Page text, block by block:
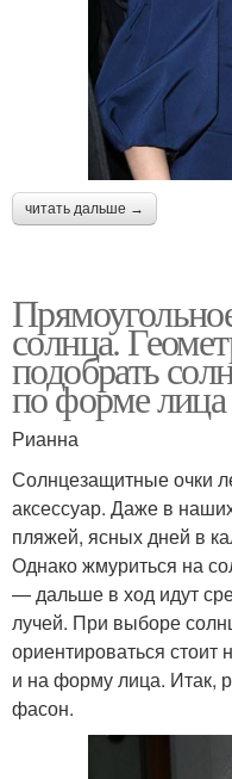
читать дальше →
солнца.
подобрать
по форме лица
Рианна
Солнцезащитные очки
аксессуар. Даже в
пляжей, ясных дней в
Однако жмуриться на
— дальше в ход идут
лучей. При выборе
ориентироваться
и на форму лица. Итак,
фасон.